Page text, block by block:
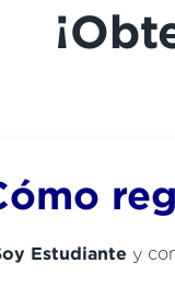
Estudiante y